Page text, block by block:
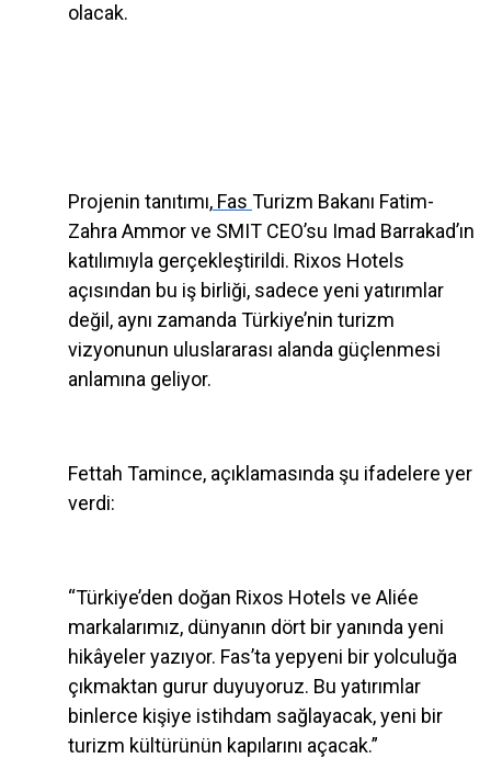
olacak.
Projenin tanıtımı, Fas Turizm Bakanı Fatim-
Zahra Ammor ve SMIT CEO’su Imad Barrakad’ın
katılımıyla gerçekleştirildi. Rixos Hotels
açısından bu iş birliği, sadece yeni yatırımlar
değil, aynı zamanda Türkiye’nin turizm
vizyonunun uluslararası alanda güçlenmesi
anlamına geliyor.
Fettah Tamince, açıklamasında şu ifadelere yer
verdi:
“Türkiye’den doğan Rixos Hotels ve Aliée
markalarımız, dünyanın dört bir yanında yeni
hikâyeler yazıyor. Fas’ta yepyeni bir yolculuğa
çıkmaktan gurur duyuyoruz. Bu yatırımlar
binlerce kişiye istihdam sağlayacak, yeni bir
turizm kültürünün kapılarını açacak.”